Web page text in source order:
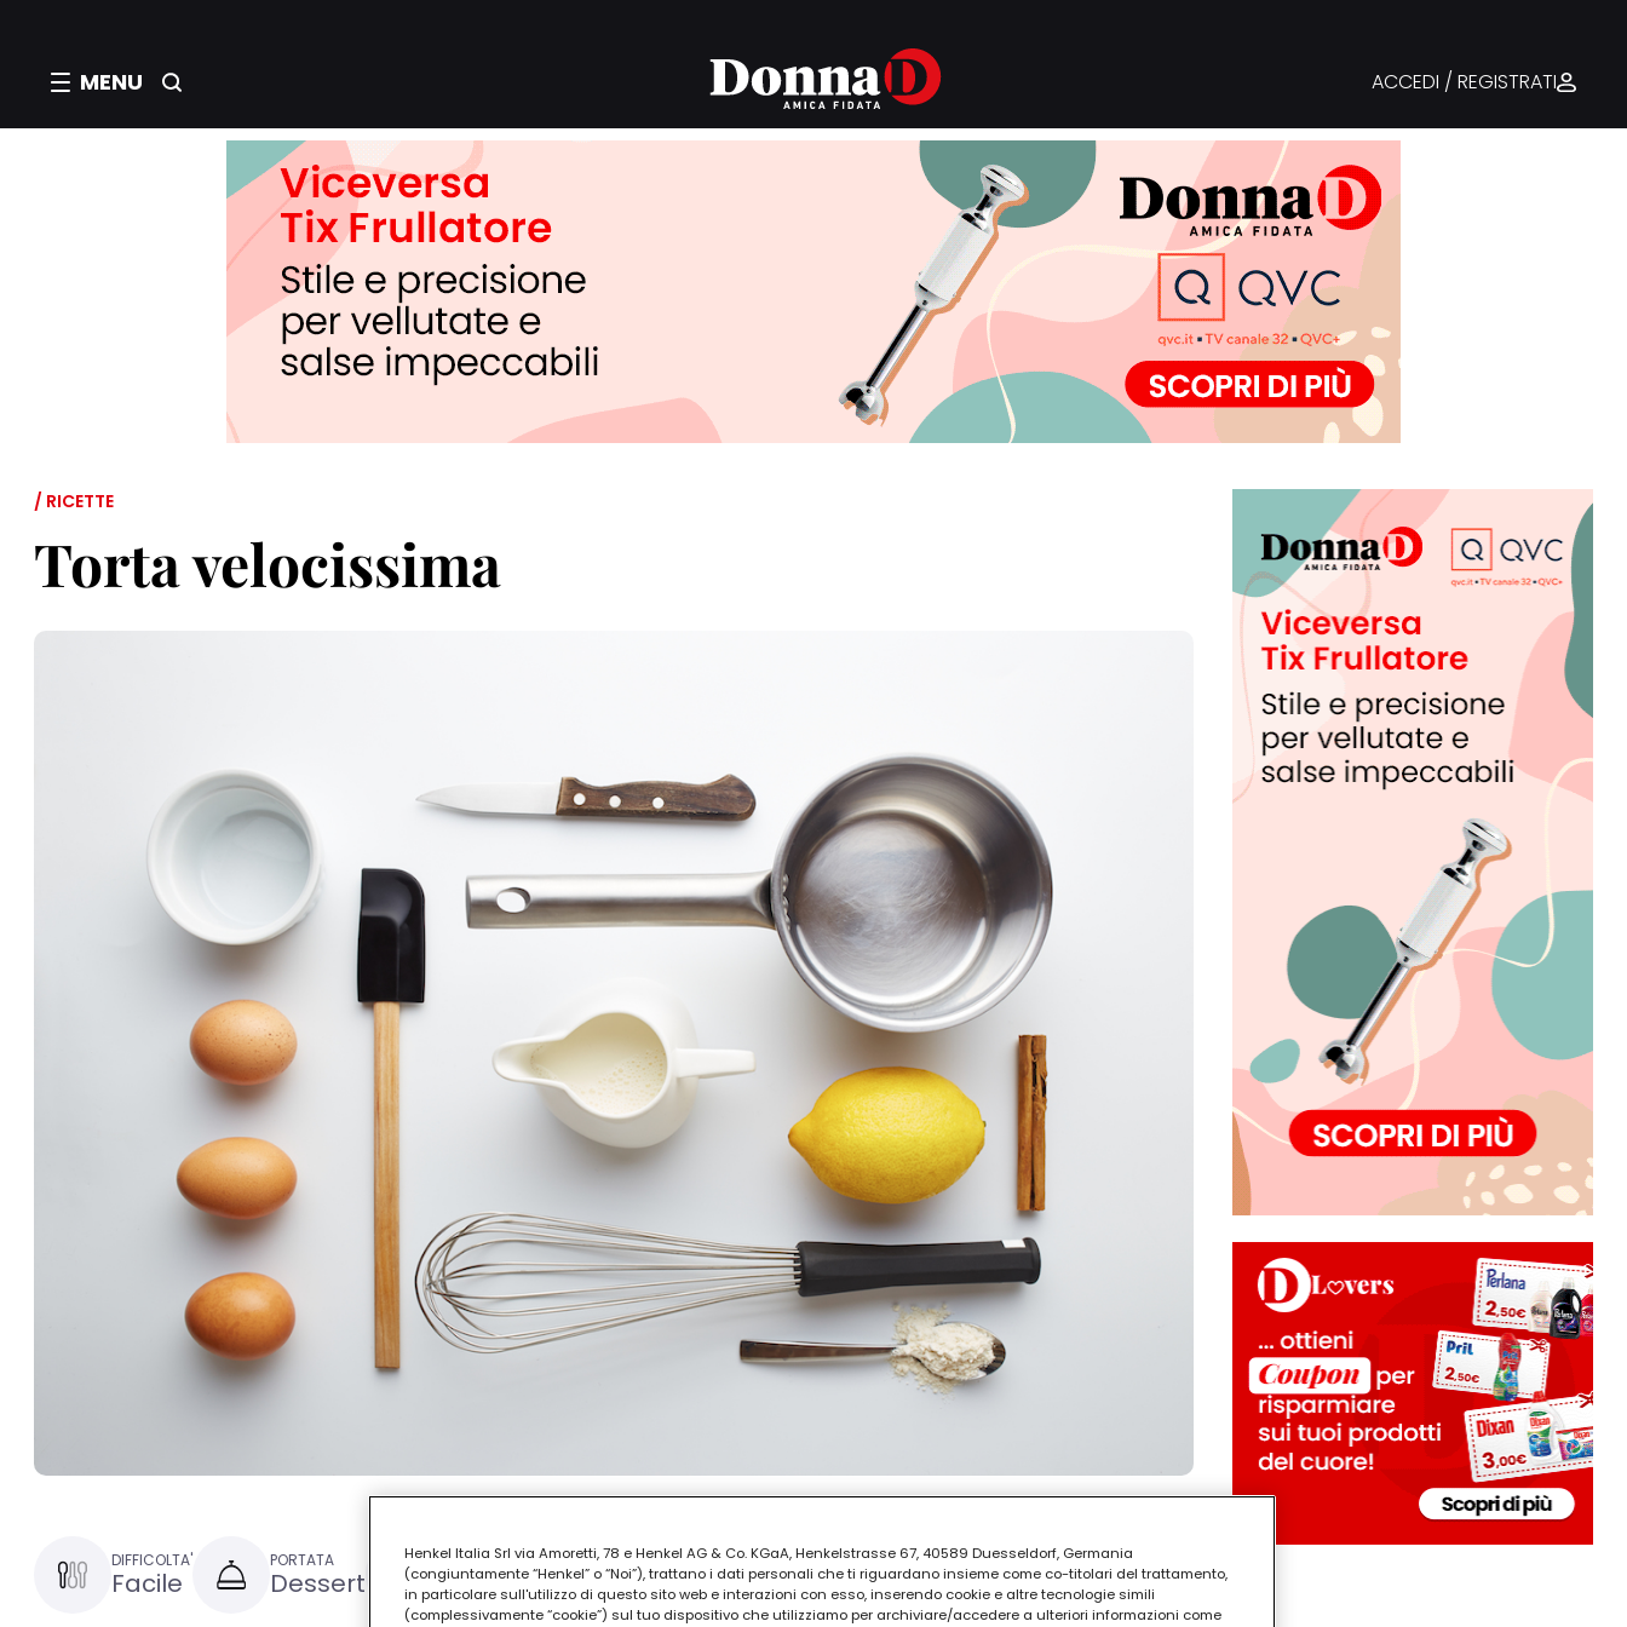
MENU ACCEDI / REGISTRATI
/ RICETTE
Torta velocissima
DIFFICOLTA'
Facile
PORTATA
Dessert
TEMPO DI PREPARAZIONE
30 minuti
Henkel Italia Srl via Amoretti, 78 e Henkel AG & Co. KGaA, Henkelstrasse 67, 40589 Duesseldorf, Germania
(congiuntamente “Henkel” o “Noi”), trattano i dati personali che ti riguardano insieme come co-titolari del trattamento,
in particolare sull'utilizzo di questo sito web e interazioni con esso, inserendo cookie e altre tecnologie simili
(complessivamente “cookie”) sul tuo dispositivo che utilizziamo per archiviare/accedere a ulteriori informazioni come